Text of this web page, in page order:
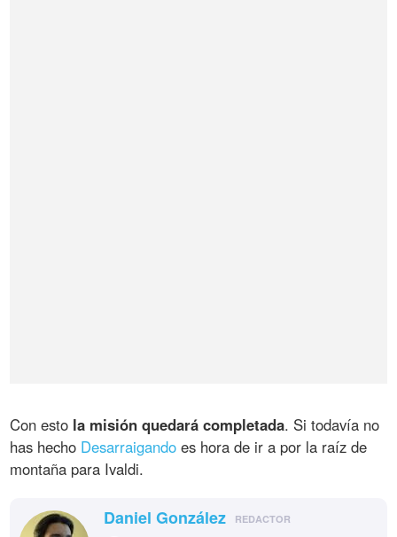
Con esto la misión quedará completada. Si todavía no
has hecho Desarraigando es hora de ir a por la raíz de
montaña para Ivaldi.
Daniel González REDACTOR